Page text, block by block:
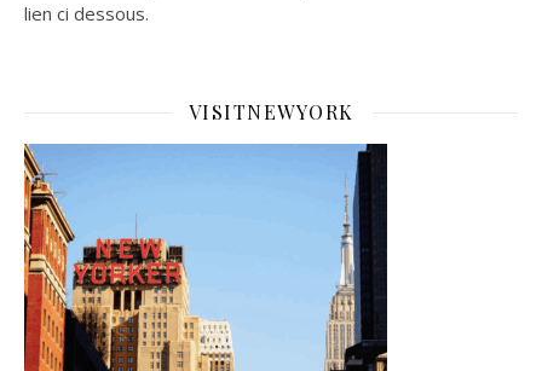
lien ci dessous.
VISITNEWYORK